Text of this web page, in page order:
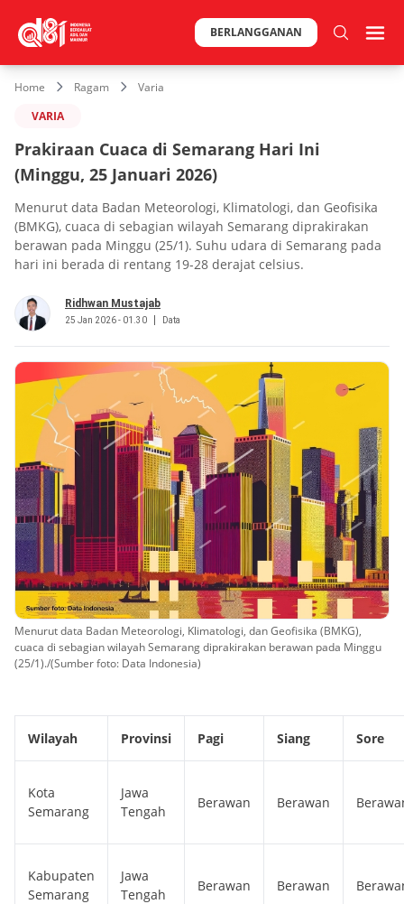
BERLANGGANAN
Home Ragam
Varia
VARIA
Prakiraan Cuaca di Semarang Hari Ini
(Minggu, 25 Januari 2026)
Menurut data Badan Meteorologi, Klimatologi, dan Geofisika
(BMKG), cuaca di sebagian wilayah Semarang diprakirakan
berawan pada Minggu (25/1). Suhu udara di Semarang pada
hari ini berada di rentang 19-28 derajat celsius.
Ridhwan Mustajab
25 Jan 2026 - 01.30 Data
Menurut data Badan Meteorologi, Klimatologi, dan Geofisika (BMKG),
cuaca di sebagian wilayah Semarang diprakirakan berawan pada Minggu
(25/1)./(Sumber foto: Data Indonesia)
Wilayah Provinsi Pagi Siang Sore
Kota
Semarang
Jawa
Tengah
Berawan Berawan
Kabupaten
Semarang
Jawa
Tengah
Berawan Berawan